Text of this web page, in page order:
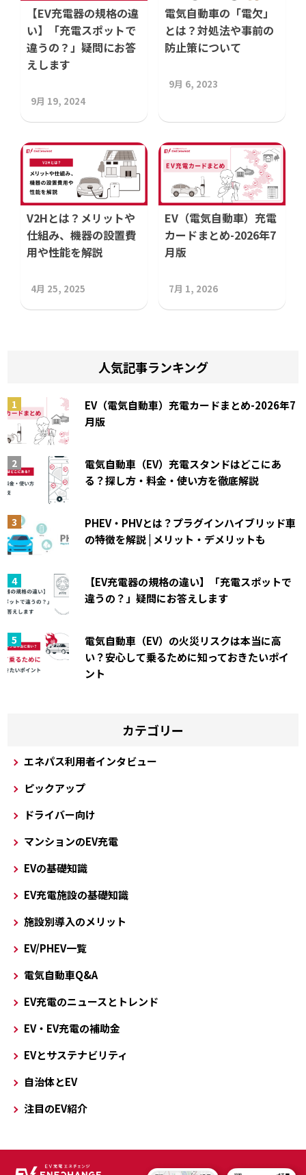
【EV充電器の規格の違
い】「充電スポットで
違うの？」疑問にお答
えします
9月 19, 2024
電気自動車の「電欠」
とは？対処法や事前の
防止策について
9月 6, 2023
V2Hとは？メリットや
仕組み、機器の設置費
用や性能を解説
4月 25, 2025
EV（電気自動車）充電
カードまとめ-2026年7
月版
7月 1, 2026
人気記事ランキング
EV（電気自動車）充電カードまとめ-2026年7
月版
電気自動車（EV）充電スタンドはどこにあ
る？探し方・料金・使い方を徹底解説
PHEV・PHVとは？プラグインハイブリッド車
の特徴を解説 | メリット・デメリットも
【EV充電器の規格の違い】「充電スポットで
違うの？」疑問にお答えします
電気自動車（EV）の火災リスクは本当に高
い？安心して乗るために知っておきたいポイ
ント
カテゴリー
エネパス利用者インタビュー
ピックアップ
ドライバー向け
マンションのEV充電
EVの基礎知識
EV充電施設の基礎知識
施設別導入のメリット
EV/PHEV一覧
電気自動車Q&A
EV充電のニュースとトレンド
EV・EV充電の補助金
EVとサステナビリティ
自治体とEV
注目のEV紹介